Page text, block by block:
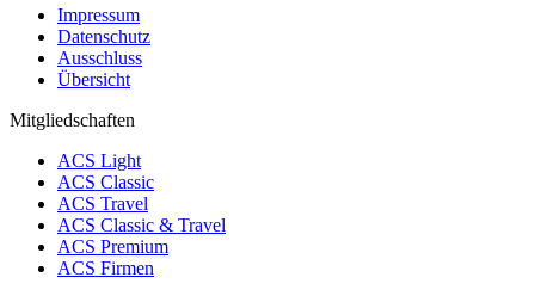
Impressum
Datenschutz
Ausschluss
Übersicht
Mitgliedschaften
ACS Light
ACS Classic
ACS Travel
ACS Classic & Travel
ACS Premium
ACS Firmen